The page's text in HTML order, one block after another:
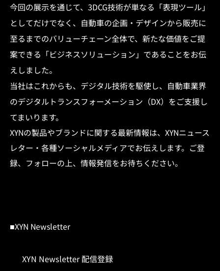
今回の展示を通じて、3DCG技術が単なる「表現ツール」
としてだけでなく、自動車の企画・デザインから販売に
至るまでのバリューチェーン全体で、新たな価値をご提
案できる「ビジネスソリューション」であることをお伝
えしました。
当社はこれからも、デジタル技術を駆使し、自動車業界
のデジタルトランスフォーメーション（DX）をご支援し
てまいります。
XYNの製品やブランドに関する最新情報は、XYNニュース
レター・各種ソーシャルメディアでお伝えします。ご登
録、フォローの上、情報発信をお待ちください。
■XYN Newsletter
XYN Newsletter 配信登録